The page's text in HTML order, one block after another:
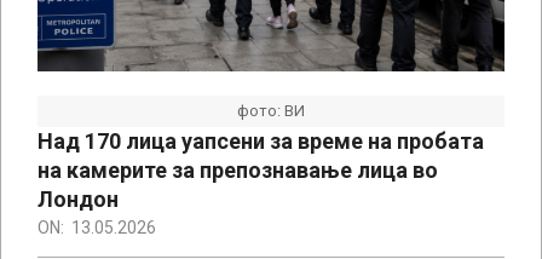
фото: ВИ
Над 170 лица уапсени за време на пробата
на камерите за препознавање лица во
Лондон
ON: 13.05.2026